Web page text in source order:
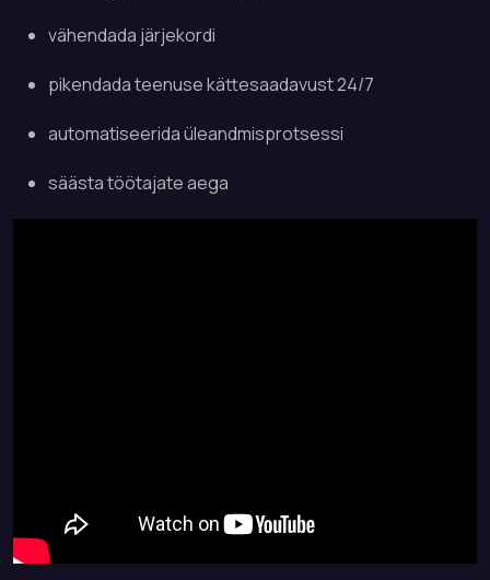
vähendada järjekordi
pikendada teenuse kättesaadavust 24/7
automatiseerida üleandmisprotsessi
säästa töötajate aega